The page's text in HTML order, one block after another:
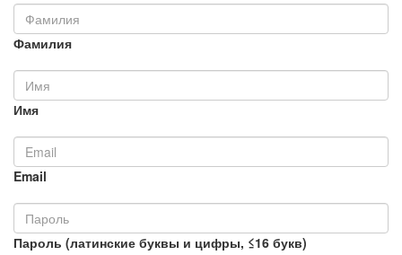
Фамилия
Имя
Email
Пароль (латинские буквы и цифры, ≤16 букв)